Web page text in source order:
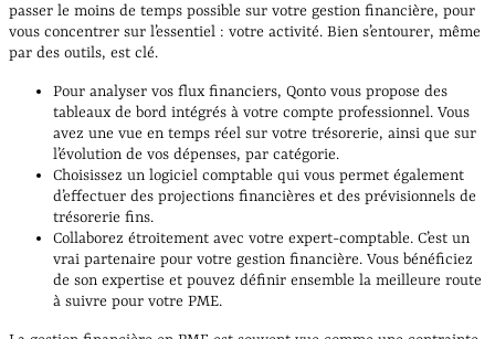
passer le moins de temps possible sur votre gestion financière, pour
vous concentrer sur l’essentiel : votre activité. Bien s’entourer, même
par des outils, est clé.
Pour analyser vos flux financiers, Qonto vous propose des
tableaux de bord intégrés à votre compte professionnel. Vous
avez une vue en temps réel sur votre trésorerie, ainsi que sur
l’évolution de vos dépenses, par catégorie.
Choisissez un logiciel comptable qui vous permet également
d’effectuer des projections financières et des prévisionnels de
trésorerie fins.
Collaborez étroitement avec votre expert-comptable. C’est un
vrai partenaire pour votre gestion financière. Vous bénéficiez
de son expertise et pouvez définir ensemble la meilleure route
à suivre pour votre PME.